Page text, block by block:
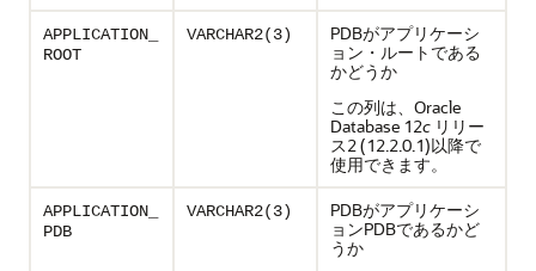
APPLICATION_
ROOT
VARCHAR2(3)
PDBがアプリケーシ
ョン・ルートである
かどうか
この列は、Oracle
Database 12c リリー
ス2 (12.2.0.1)以降で
使用できます。
APPLICATION_
PDB
VARCHAR2(3)
PDBがアプリケーシ
ョンPDBであるかど
うか